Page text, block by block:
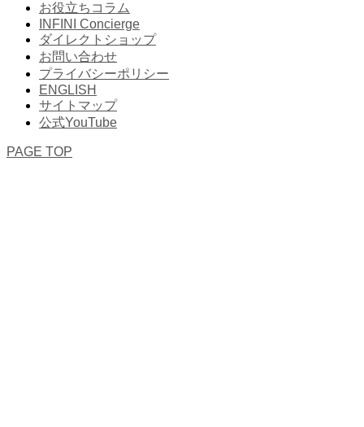
お役立ちコラム
INFINI Concierge
ダイレクトショップ
お問い合わせ
プライバシーポリシー
ENGLISH
サイトマップ
公式YouTube
PAGE TOP